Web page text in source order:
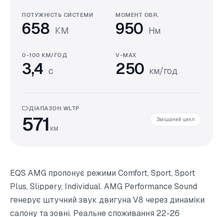
ПОТУЖНІСТЬ СИСТЕМИ
658 КМ
МОМЕНТ OBR.
950 Нм
0-100 КМ/ГОД
3,4 с
V-MAX
250 км/год
ДІАПАЗОН WLTP
571 км
Змішаний цикл
EQS AMG пропонує режими Comfort, Sport, Sport
Plus, Slippery, Individual. AMG Performance Sound
генерує штучний звук двигуна V8 через динаміки
салону та зовні. Реальне споживання 22-26